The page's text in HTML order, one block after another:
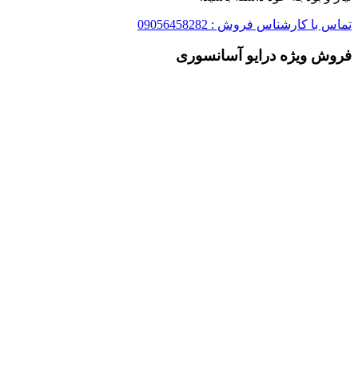
تماس با کارشناس فروش : 09056458282
فروش ویژه درایو آسانسوری